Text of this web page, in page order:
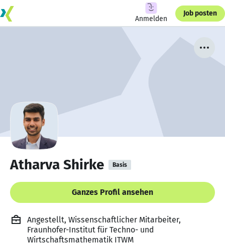
Anmelden
Job posten
Atharva Shirke Basis
Ganzes Profil ansehen
Angestellt, Wissenschaftlicher Mitarbeiter,
Fraunhofer-Institut für Techno- und
Wirtschaftsmathematik ITWM